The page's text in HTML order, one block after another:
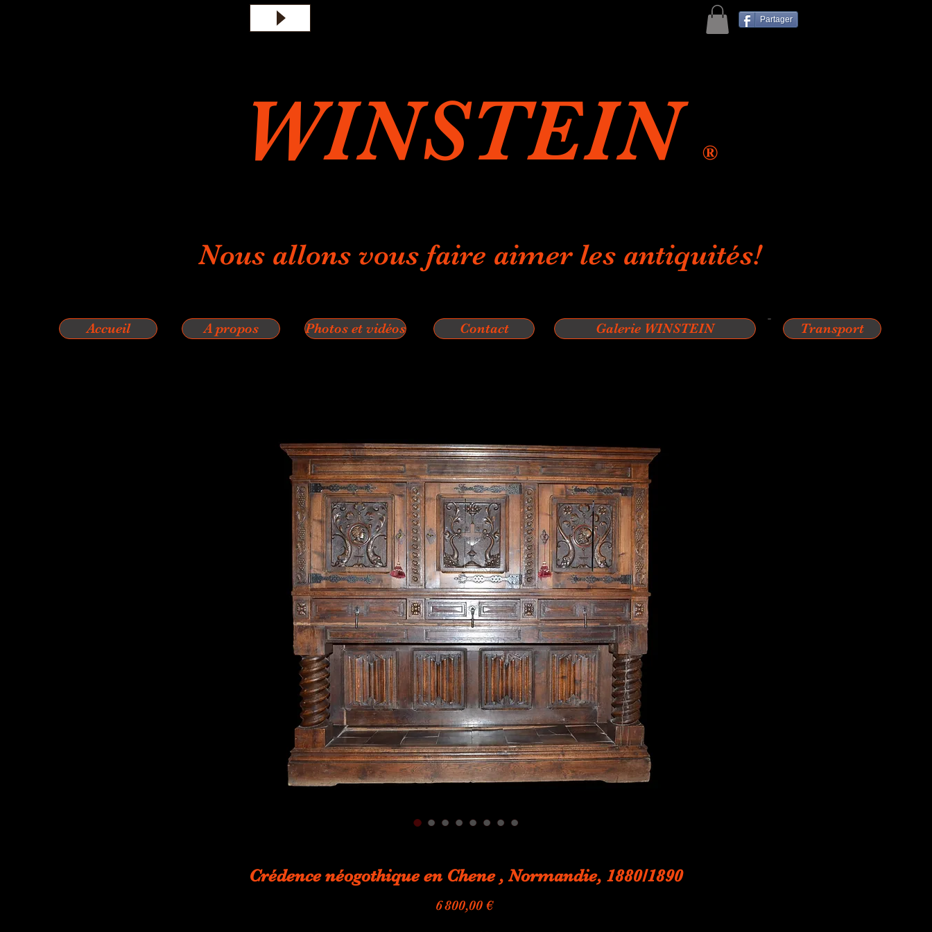
Partager
WINSTEIN ®
Nous allons vous faire aimer les antiquités!
Accueil A propos Photos et vidéos Contact Galerie WINSTEIN Transport
Crédence néogothique en Chene , Normandie, 1880/1890
6 800,00 €Prix